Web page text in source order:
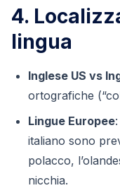
4.
lingua
Inglese US vs
ortografiche
Lingue Europee
italiano sono
polacco,
nicchia.